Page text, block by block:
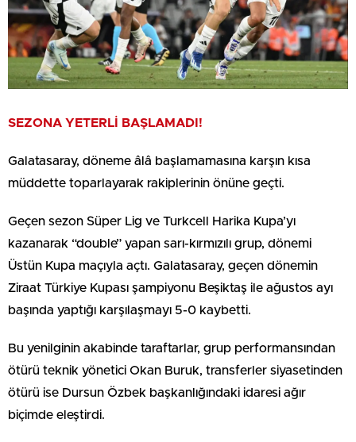
SEZONA YETERLİ BAŞLAMADI!
Galatasaray, döneme âlâ başlamamasına karşın kısa
müddette toparlayarak rakiplerinin önüne geçti.
Geçen sezon Süper Lig ve Turkcell Harika Kupa’yı
kazanarak “double” yapan sarı-kırmızılı grup, dönemi
Üstün Kupa maçıyla açtı. Galatasaray, geçen dönemin
Ziraat Türkiye Kupası şampiyonu Beşiktaş ile ağustos ayı
başında yaptığı karşılaşmayı 5-0 kaybetti.
Bu yenilginin akabinde taraftarlar, grup performansından
ötürü teknik yönetici Okan Buruk, transferler siyasetinden
ötürü ise Dursun Özbek başkanlığındaki idaresi ağır
biçimde eleştirdi.